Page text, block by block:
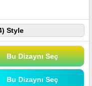
Style
Bu Dizaynı Seç
Bu Dizaynı Seç